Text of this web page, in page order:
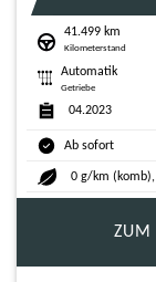
41.499 km
Kilometerstand
Automatik
Getriebe
04.2023
Ab sofort
0 g/km (komb),
ZUM